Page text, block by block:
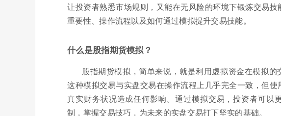
让投资者熟悉市场规则，又能在无风险的环境下锻炼交易技
重要性、操作流程以及如何通过模拟提升交易技能。
什么是股指期货模拟？
股指期货模拟，简单来说，就是利用虚拟资金在模拟的
这种模拟交易与实盘交易在操作流程上几乎完全一致，但
真实财务状况造成任何影响。通过模拟交易，投资者可以
制，掌握交易技巧，为未来的实盘交易打下坚实的基础。